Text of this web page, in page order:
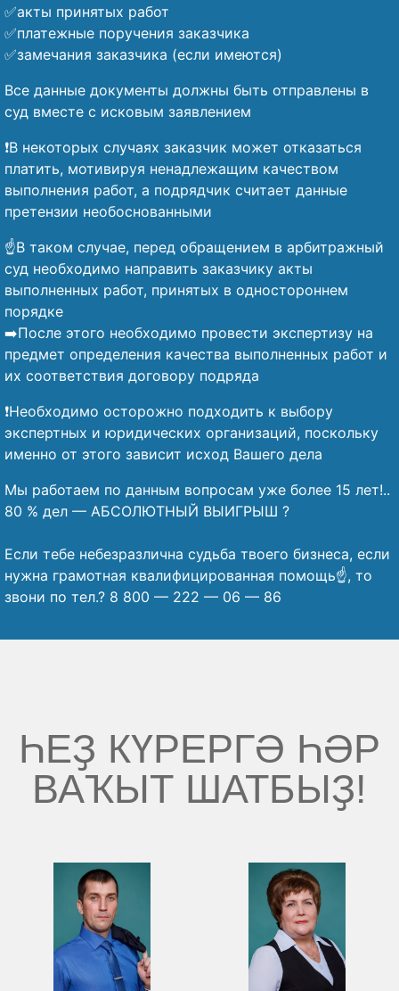
✅акты принятых работ
✅платежные поручения заказчика
✅замечания заказчика (если имеются)
Все данные документы должны быть отправлены в
суд вместе с исковым заявлением
❗В некоторых случаях заказчик может отказаться
платить, мотивируя ненадлежащим качеством
выполнения работ, а подрядчик считает данные
претензии необоснованными
☝️В таком случае, перед обращением в арбитражный
суд необходимо направить заказчику акты
выполненных работ, принятых в одностороннем
порядке
➡️После этого необходимо провести экспертизу на
предмет определения качества выполненных работ и
их соответствия договору подряда
❗Необходимо осторожно подходить к выбору
экспертных и юридических организаций, поскольку
именно от этого зависит исход Вашего дела
Мы работаем по данным вопросам уже более 15 лет!..
80 % дел — АБСОЛЮТНЫЙ ВЫИГРЫШ ?
Если тебе небезразлична судьба твоего бизнеса, если
нужна грамотная квалифицированная помощь☝️, то
звони по тел.? 8 800 — 222 — 06 — 86
ҺЕҘ КҮРЕРГӘ ҺӘР
ВАҠЫТ ШАТБЫҘ!